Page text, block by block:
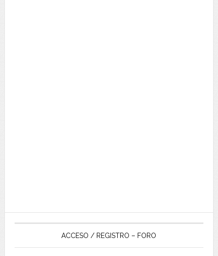
ACCESO / REGISTRO – FORO